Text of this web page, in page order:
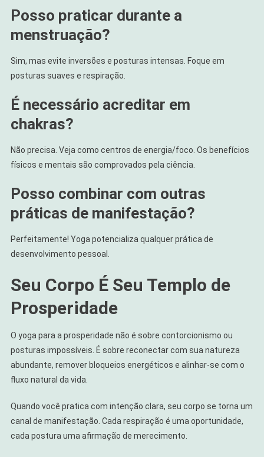
Posso praticar durante a
menstruação?
Sim, mas evite inversões e posturas intensas. Foque em
posturas suaves e respiração.
É necessário acreditar em
chakras?
Não precisa. Veja como centros de energia/foco. Os benefícios
físicos e mentais são comprovados pela ciência.
Posso combinar com outras
práticas de manifestação?
Perfeitamente! Yoga potencializa qualquer prática de
desenvolvimento pessoal.
Seu Corpo É Seu Templo de
Prosperidade
O yoga para a prosperidade não é sobre contorcionismo ou
posturas impossíveis. É sobre reconectar com sua natureza
abundante, remover bloqueios energéticos e alinhar-se com o
fluxo natural da vida.
Quando você pratica com intenção clara, seu corpo se torna um
canal de manifestação. Cada respiração é uma oportunidade,
cada postura uma afirmação de merecimento.